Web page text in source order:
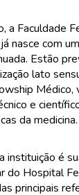
a Faculdade
nasce com
Estão
lato
Médico,
e
da medicina.
instituição é
do Hospital
principais